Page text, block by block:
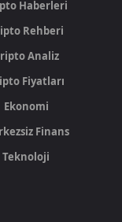
Haberleri
Rehberi
Analiz
Fiyatları
Ekonomi
Finans
Teknoloji